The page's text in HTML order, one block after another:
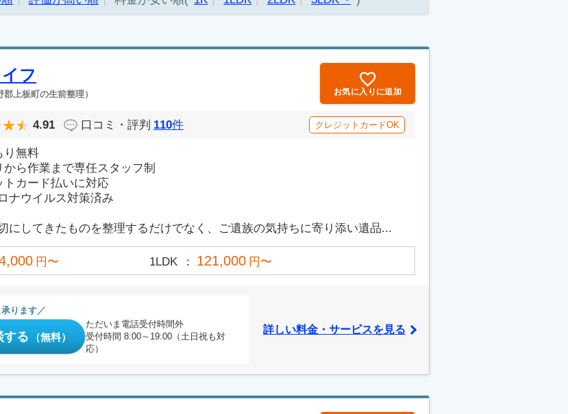
フ
郡上板町の生前整理） お気に入りに追加
4.91 口コミ・評判 110件 クレジットカードOK
り無料
から作業まで専任スタッフ制
トカード払いに対応
ナウイルス対策済み
にしてきたものを整理するだけでなく、ご遺族の気持ちに寄り添い遺品...
円〜 1LDK 121,000 円〜
ります
する （無料）
ただいま電話受付時間外
受付時間 8:00～19:00（土日祝も対
応）
詳しい料金・サービスを見る